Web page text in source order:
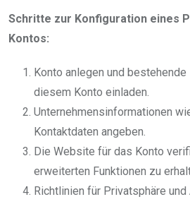
Schritte zur Konfiguration eines
Kontos:
Konto anlegen und
diesem Konto einladen.
Unternehmensinformationen
Kontaktdaten angeben.
Die Website für das Konto
erweiterten Funktionen zu
Richtlinien für Privatsphäre und